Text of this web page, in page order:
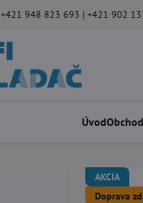
+421 948 823 693 | +421 902
ÚvodObchod
AKCIA
Doprava